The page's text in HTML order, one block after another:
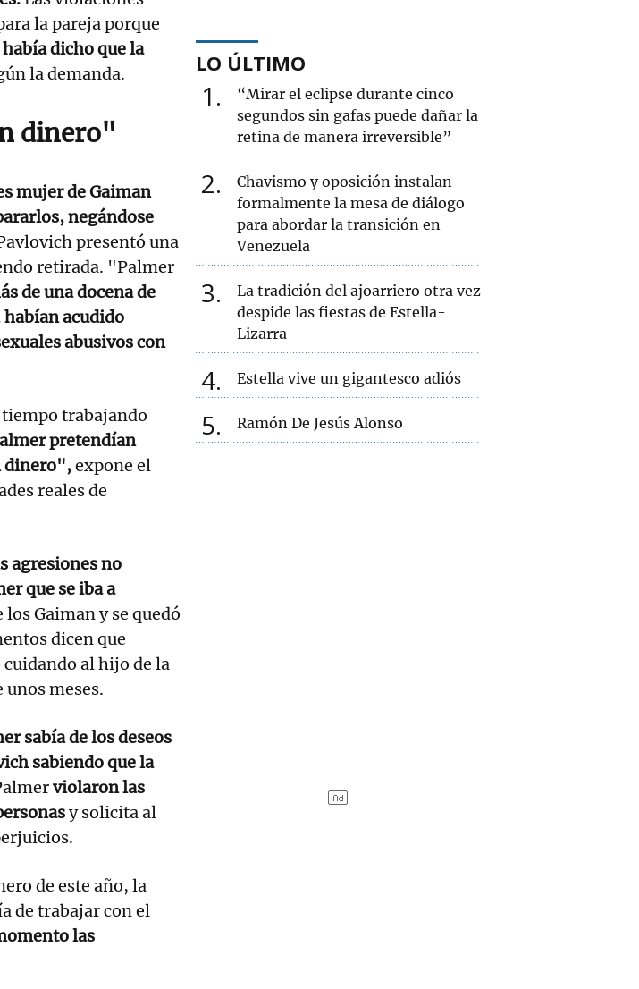
la pareja porque
dicho que la
la demanda.
dinero"
mujer de Gaiman
negándose
presentó una
retirada. "Palmer
de una docena de
acudido
abusivos con
tiempo trabajando
pretendían
dinero",expone el
reales de
agresiones no
que se iba a
Gaiman y se quedó
dicen que
al hijo de la
meses.
sabía de los deseos
sabiendo que la
violaron las
y solicita al
de este año, la
de trabajar con el
las
LO ÚLTIMO
1
“Mirar el eclipse durante cinco
segundos sin gafas puede dañar la
retina de manera irreversible”
2
Chavismo y oposición instalan
formalmente la mesa de diálogo
para abordar la transición en
Venezuela
3
La tradición del ajoarriero otra vez
despide las fiestas de Estella-
Lizarra
4 Estella vive un gigantesco adiós
5 Ramón De Jesús Alonso